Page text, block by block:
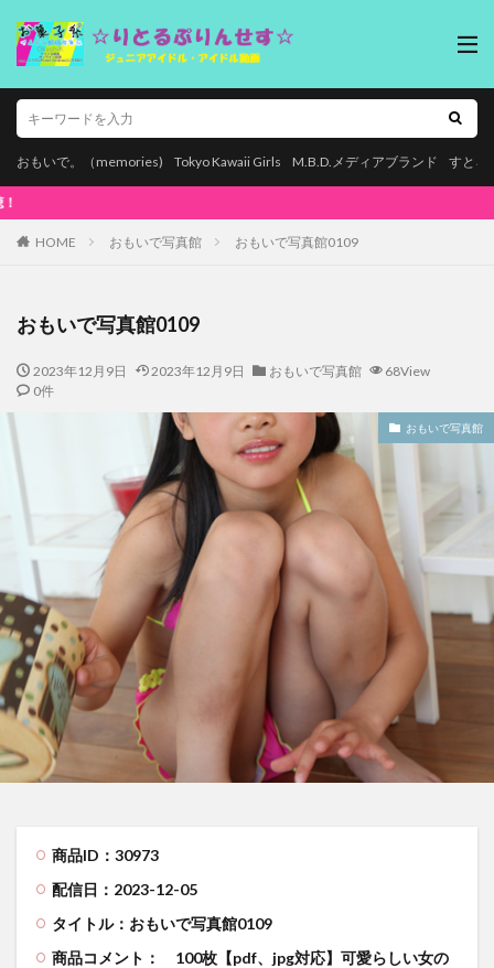
おもいで。（memories) Tokyo Kawaii Girls M.B.D.メディアブランド すとろ
HOME おもいで写真館 おもいで写真館0109
おもいで写真館0109
2023年12月9日 2023年12月9日 おもいで写真館
68View
0件
おもいで写真館
商品ID：30973
配信日：2023-12-05
タイトル：おもいで写真館0109
商品コメント：
100枚【pdf、jpg対応】可愛らしい女の